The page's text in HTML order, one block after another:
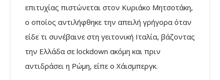
επιτυχίας πιστώνεται στον Κυριάκο Μητσοτάκη,
ο οποίος αντιλήφθηκε την απειλή γρήγορα όταν
είδε τι συνέβαινε στη γειτονική Ιταλία, βάζοντας
την Ελλάδα σε lockdown ακόμη και πριν
αντιδράσει η Ρώμη, είπε ο Χάισμπεργκ.